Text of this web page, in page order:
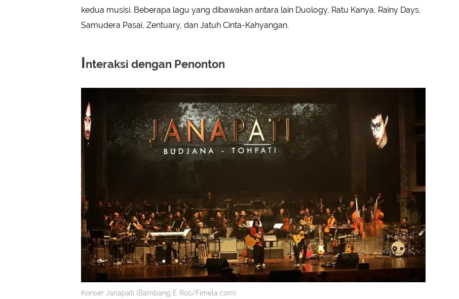
kedua musisi. Beberapa lagu yang dibawakan antara lain Duology, Ratu Kanya, Rainy Days,
Samudera Pasai, Zentuary, dan Jatuh Cinta-Kahyangan.
Interaksi dengan Penonton
Konser Janapati (Bambang E Ros/Fimela.com)